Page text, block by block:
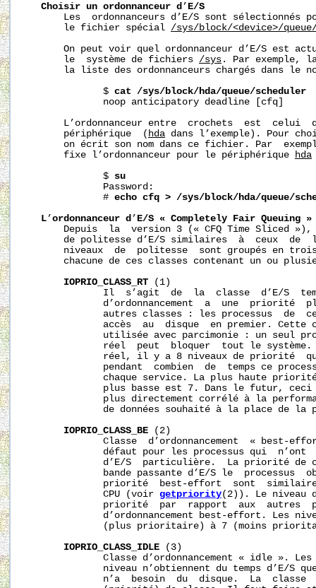
Choisir un ordonnanceur d’ E/S
Les  ordonnanceurs d’E/S sont sélectionnés
       le fichier spécial
/sys/block/<device>/
On peut voir quel ordonnanceur d’E/S est
       le  système de fichiers
/sys . Par exemple,
la liste des ordonnanceurs chargés dans le
              $
cat /sys/block/hda/queue/scheduler
              noop anticipatory deadline [cfq]
L’ordonnanceur entre  crochets  est  celui
       périphérique  (
hda dans l’exemple). Pour
on écrit son nom dans ce fichier. Par
       fixe l’ordonnanceur pour le périphérique
hda
              $
su
              Password:
              #
echo cfq > /sys/block/hda/queue/
L’ ordonnanceur d’ E/S « Completely Fair Queuing »
Depuis  la  version 3 (« CFQ Time Sliced
de politesse d’E/S similaires  à  ceux  de
niveaux  de  politesse  sont groupés en
chacune de ces classes contenant un ou
IOPRIO_CLASS_RT (1)
Il  s’agit  de  la  classe  d’E/S
d’ordonnancement  a  une  priorité
autres classes : les processus  de
accès  au  disque  en premier. Cette
utilisée avec parcimonie : un seul
réel  peut  bloquer  tout le
réel, il y a 8 niveaux de priorité
pendant  combien  de  temps ce
chaque service. La plus haute
plus basse est 7. Dans le futur,
plus directement corrélé à la
de données souhaité à la place de la
IOPRIO_CLASS_BE (2)
Classe  d’ordonnancement  « best-
défaut pour les processus qui  n’ont
d’E/S  particulière.  La priorité de
bande passante d’E/S le  processus
priorité  best-effort  sont
              CPU (voir
getpriority(2)). Le niveau
priorité  par  rapport  aux  autres
d’ordonnancement best-effort. Les
(plus prioritaire) à 7 (moins
IOPRIO_CLASS_IDLE (3)
Classe d’ordonnancement « idle ».
niveau n’obtiennent du temps d’E/S
n’a  besoin  du  disque.  La  classe